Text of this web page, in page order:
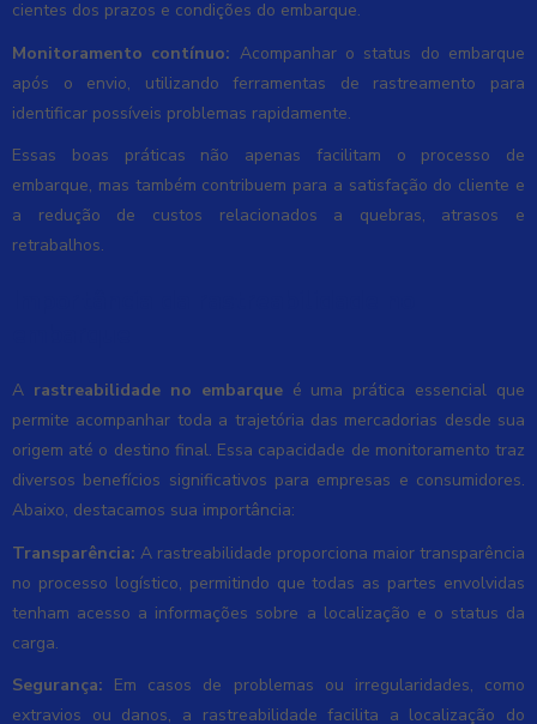
cientes dos prazos e condições do embarque.
Monitoramento contínuo: Acompanhar o status do embarque
após o envio, utilizando ferramentas de rastreamento para
identificar possíveis problemas rapidamente.
Essas boas práticas não apenas facilitam o processo de
embarque, mas também contribuem para a satisfação do cliente e
a redução de custos relacionados a quebras, atrasos e
retrabalhos.
A rastreabilidade no embarqueé uma prática essencial que
permite acompanhar toda a trajetória das mercadorias desde sua
origem até o destino final. Essa capacidade de monitoramento traz
diversos benefícios significativos para empresas e consumidores.
Abaixo, destacamos sua importância:
Transparência: A rastreabilidade proporciona maior transparência
no processo logístico, permitindo que todas as partes envolvidas
tenham acesso a informações sobre a localização e o status da
carga.
Segurança: Em casos de problemas ou irregularidades, como
extravios ou danos, a rastreabilidade facilita a localização do